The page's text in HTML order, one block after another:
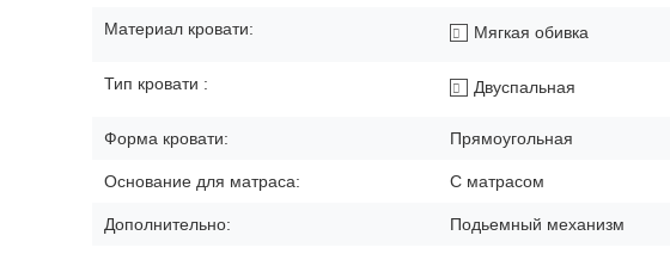
Материал кровати: Мягкая обивка
Тип кровати : Двуспальная
Форма кровати: Прямоугольная
Основание для матраса: С матрасом
Дополнительно: Подьемный механизм